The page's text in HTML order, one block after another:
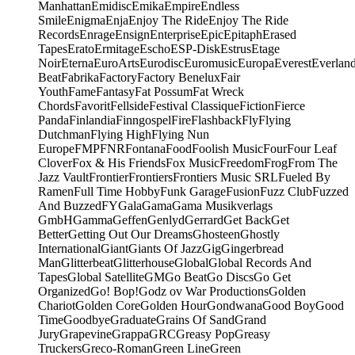
ManhattanEmidiscEmikaEmpireEndless
SmileEnigmaEnjaEnjoy The RideEnjoy The Ride
RecordsEnrageEnsignEnterpriseEpicEpitaphErased
TapesEratoErmitageEschoESP-DiskEstrusEtage
NoirEternaEuroArtsEurodiscEuromusicEuropaEverest
BeatFabrikaFactoryFactory BeneluxFair
YouthFameFantasyFat PossumFat Wreck
ChordsFavoritFellsideFestival ClassiqueFictionFierce
PandaFinlandiaFinngospelFireFlashbackFlyFlying
DutchmanFlying HighFlying Nun
EuropeFMPFNRFontanaFoodFoolish MusicFourFour Leaf
CloverFox & His FriendsFox MusicFreedomFrogFrom The
Jazz VaultFrontierFrontiersFrontiers Music SRLFueled By
RamenFull Time HobbyFunk GarageFusionFuzz ClubFuzzed
And BuzzedFYGalaGamaGama Musikverlags
GmbHGammaGeffenGenlydGerrardGet BackGet
BetterGetting Out Our DreamsGhosteenGhostly
InternationalGiantGiants Of JazzGigGingerbread
ManGlitterbeatGlitterhouseGlobalGlobal Records And
TapesGlobal SatelliteGMGo BeatGo DiscsGo Get
OrganizedGo! Bop!Godz ov War ProductionsGolden
ChariotGolden CoreGolden HourGondwanaGood BoyGood
TimeGoodbyeGraduateGrains Of SandGrand
JuryGrapevineGrappaGRCGreasy PopGreasy
TruckersGreco-RomanGreen LineGreen